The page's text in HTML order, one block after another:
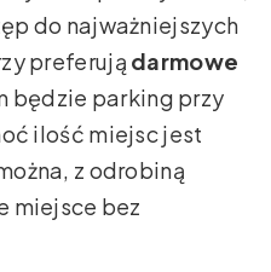
do najważniejszych
preferują darmowe
będzie parking przy
ilość miejsc jest
z odrobiną
miejsce bez